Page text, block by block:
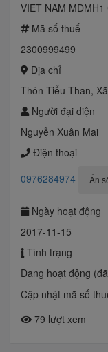
VIET NAM MĐMH1
Mã số thuế
2300999499
Địa chỉ
Thôn Tiểu Than,
Người đại diện
Nguyễn Xuân Mai
Điện thoại
0976284974
Ẩn
Ngày hoạt động
2017-11-15
Tình trạng
Đang hoạt động
Cập nhật mã số
79 lượt xem